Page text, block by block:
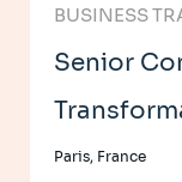
BUSINESS
Senior
Paris, France